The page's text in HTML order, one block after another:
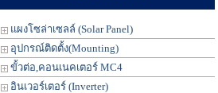
แผงโซล่าเซลล์ (Solar Panel)
อุปกรณ์ติดตั้ง(Mounting)
ขั้วต่อ,คอนเนคเตอร์ MC4
อินเวอร์เตอร์ (Inverter)